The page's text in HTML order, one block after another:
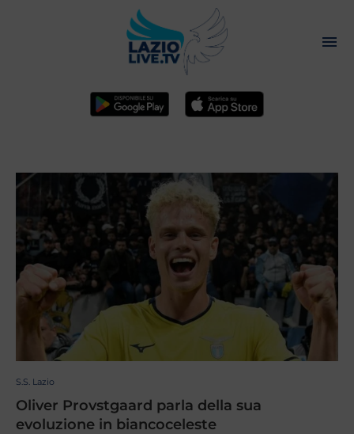
S.S. Lazio
Oliver Provstgaard parla della sua
evoluzione in biancoceleste